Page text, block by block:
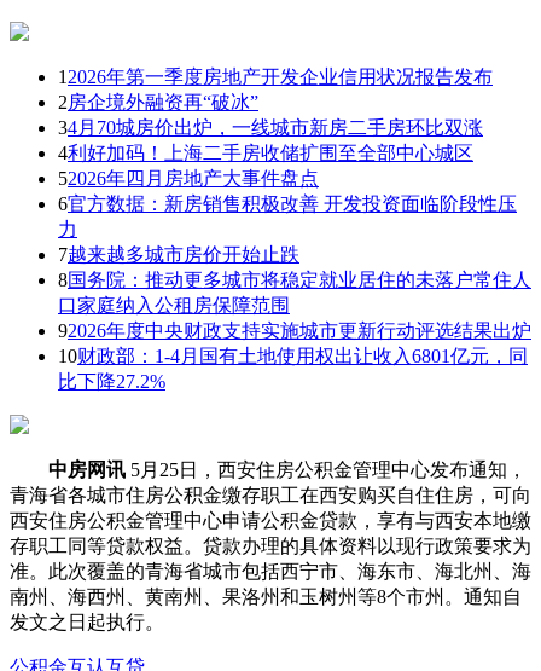
1 2026年第一季度房地产开发企业信用状况报告发布
2房企境外融资再“破冰”
34月70城房价出炉，一线城市新房二手房环比双涨
4利好加码！上海二手房收储扩围至全部中心城区
52026年四月房地产大事件盘点
6官方数据：新房销售积极改善 开发投资面临阶段性压
力
7越来越多城市房价开始止跌
8国务院：推动更多城市将稳定就业居住的未落户常住人
口家庭纳入公租房保障范围
92026年度中央财政支持实施城市更新行动评选结果出炉
10财政部：1-4月国有土地使用权出让收入6801亿元，同
比下降27.2%
中房网讯 5月25日，西安住房公积金管理中心发布通知，
青海省各城市住房公积金缴存职工在西安购买自住住房，可向
西安住房公积金管理中心申请公积金贷款，享有与西安本地缴
存职工同等贷款权益。贷款办理的具体资料以现行政策要求为
准。此次覆盖的青海省城市包括西宁市、海东市、海北州、海
南州、海西州、黄南州、果洛州和玉树州等8个市州。通知自
发文之日起执行。
公积金互认互贷